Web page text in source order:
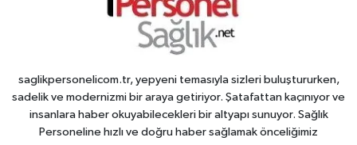
saglikpersonelicom.tr, yepyeni temasıyla sizleri buluştururken,
sadelik ve modernizmi bir araya getiriyor. Şatafattan kaçınıyor ve
insanlara haber okuyabilecekleri bir altyapı sunuyor. Sağlık
Personeline hızlı ve doğru haber sağlamak önceliğimiz